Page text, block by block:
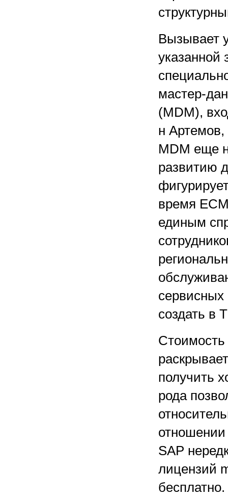
Вызывает
указанной
мастер-
(MDM),
н Артемов,
MDM еще
развитию
время ЕСМ
единым
сервисных
создать в
Стоимость
получить
рода
SAP
лицензий